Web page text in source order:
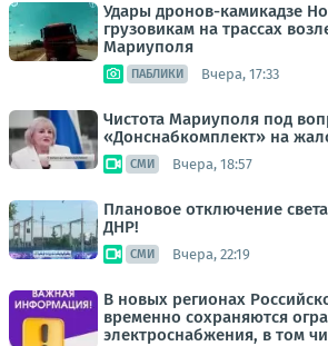
Удары дронов-камикадзе
грузовикам на трассах
Мариуполя
ПАБЛИКИ Вчера, 17:33
Чистота Мариуполя под
«Донснабкомплект» на
СМИ Вчера, 18:57
Плановое отключение
ДНР!
СМИ Вчера, 22:19
В новых регионах
временно сохраняются
электроснабжения, в том